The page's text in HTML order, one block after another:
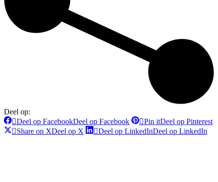
Deel op:
Deel op FacebookDeel op Facebook Pin itDeel op Pinterest
Share on XDeel op X Deel op LinkedInDeel op LinkedIn